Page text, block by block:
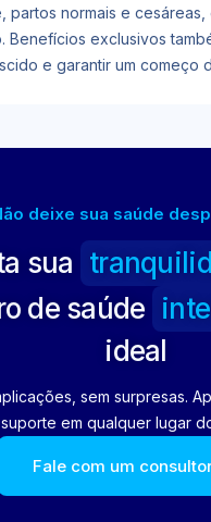
partos normais e cesáreas,
Benefícios exclusivos
e garantir um começo
deixe sua saúde
sua
de saúde
ideal
sem surpresas.
suporte em qualquer lugar
Fale com um